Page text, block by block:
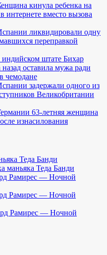
кинула ребенка на
интернете вместо вызова
ликвидировали одну
переправкой
штате Бихар
оставила мужа ради
чемодане
задержали одного из
Великобритании
63-летняя женщина
изнасилования
Теда Банди
маньяка Теда Банди
Рамирес — Ночной
Рамирес — Ночной
Рамирес — Ночной